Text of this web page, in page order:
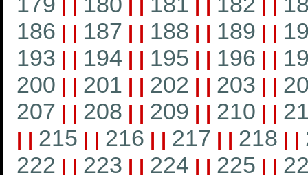
| | | | | | | |
186 | | 187 | | 188 | | 189 | |
193 | | 194 | | 195 | | 196 | |
200 | | 201 | | 202 | | 203 | |
207 | | 208 | | 209 | | 210 | |
| | 215 | | 216 | | 217 | | 218 | |
222 | | 223 | | 224 | | 225 | |